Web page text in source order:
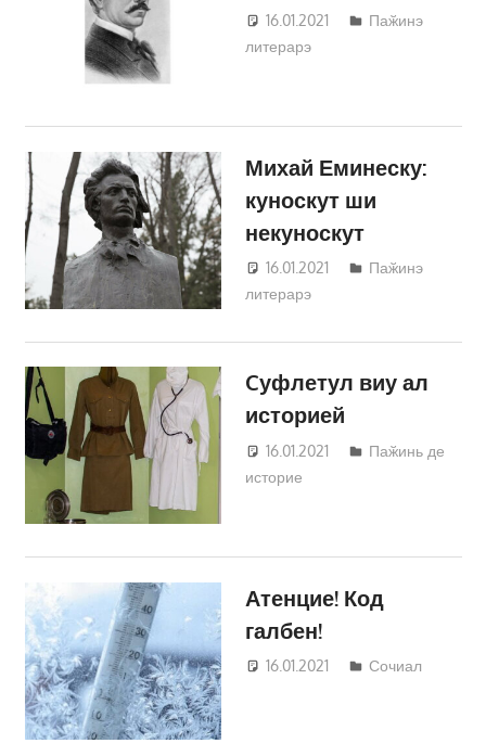
16.01.2021
Татьяна
Паӂинэ
литерарэ
Михай Еминеску:
куноскут ши
некуноскут
16.01.2021
Татьяна
Паӂинэ
литерарэ
Cуфлетул виу ал
историей
16.01.2021
Татьяна
Паӂинь де
историе
Атенцие! Код
галбен!
16.01.2021
Татьяна
Сочиал